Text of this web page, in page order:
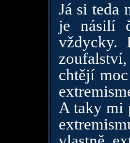
Já si teda
je násilí
vždycky.
chtějí
A taky mi